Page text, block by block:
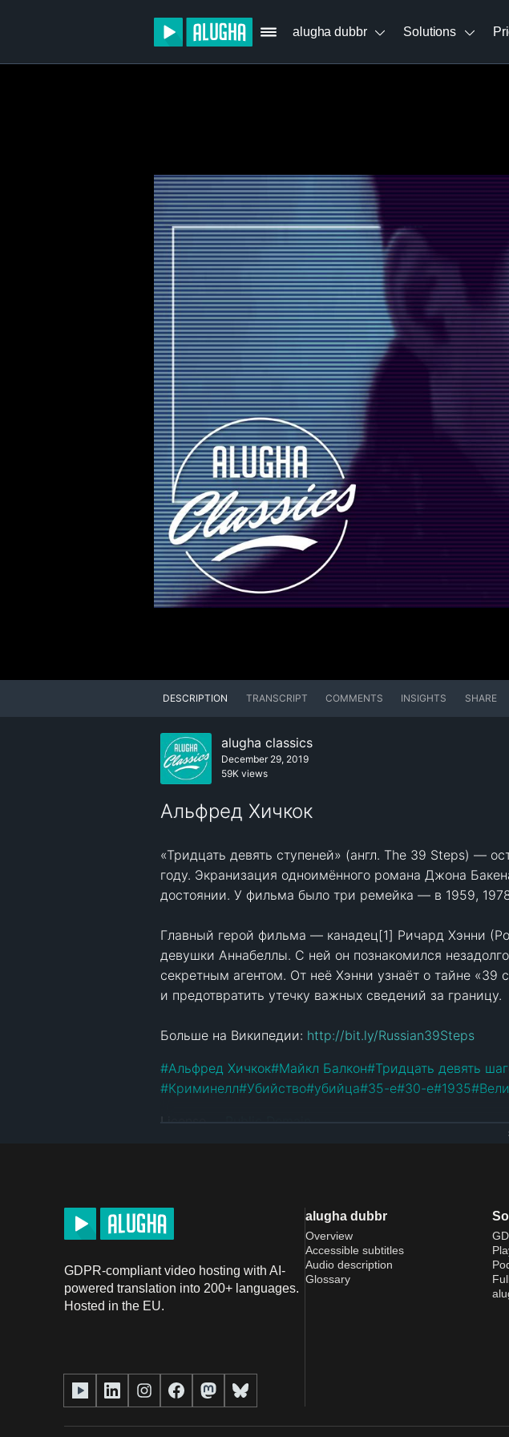
alugha dubbr Solutions
DESCRIPTION TRANSCRIPT COMMENTS INSIGHTS SHARE
alugha classics
December 29, 2019
59K views
Альфред Хичкок
«Тридцать девять ступеней» (англ. The 39 Steps) —
году. Экранизация одноимённого романа Джона
достоянии. У фильма было три ремейка — в 1959,
Главный герой фильма — канадец[1] Ричард Хэнни
девушки Аннабеллы. С ней он познакомился
секретным агентом. От неё Хэнни узнаёт о тайне «39
и предотвратить утечку важных сведений за границу.
Больше на Википедии: http://bit.ly/Russian39Steps
#Альфред Хичкок#Майкл Балкон#Тридцать девять
#Криминелл#Убийство#убийца#35-е#30-е#1935#
GDPR-compliant video hosting with AI-
powered translation into 200+ languages.
Hosted in the EU.
alugha dubbr
Overview
Accessible subtitles
Audio description
Glossary